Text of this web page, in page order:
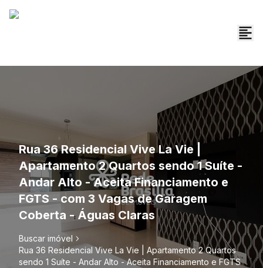
Rua 36 Residencial Vive La Vie |
Apartamento 2 Quartos sendo 1 Suíte -
Andar Alto - Aceita Financiamento e
FGTS - com 3 Vagas de Garagem
Coberta - Águas Claras
Buscar imóvel
Rua 36 Residencial Vive La Vie | Apartamento 2 Quartos
sendo 1 Suíte - Andar Alto - Aceita Financiamento e FGTS